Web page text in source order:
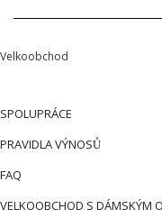
Velkoobchod
SPOLUPRÁCE
PRAVIDLA VÝNOSŮ
FAQ
VELKOOBCHOD S DÁMSKÝM